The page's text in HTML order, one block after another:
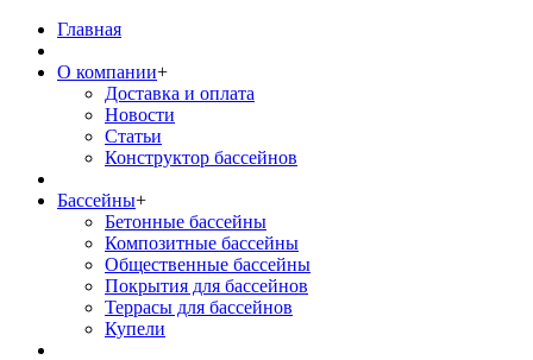
Главная
О компании+
Доставка и оплата
Новости
Статьи
Конструктор бассейнов
Бассейны+
Бетонные бассейны
Композитные бассейны
Общественные бассейны
Покрытия для бассейнов
Террасы для бассейнов
Купели